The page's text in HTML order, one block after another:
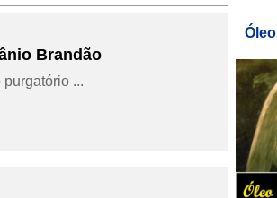
Brandão
...